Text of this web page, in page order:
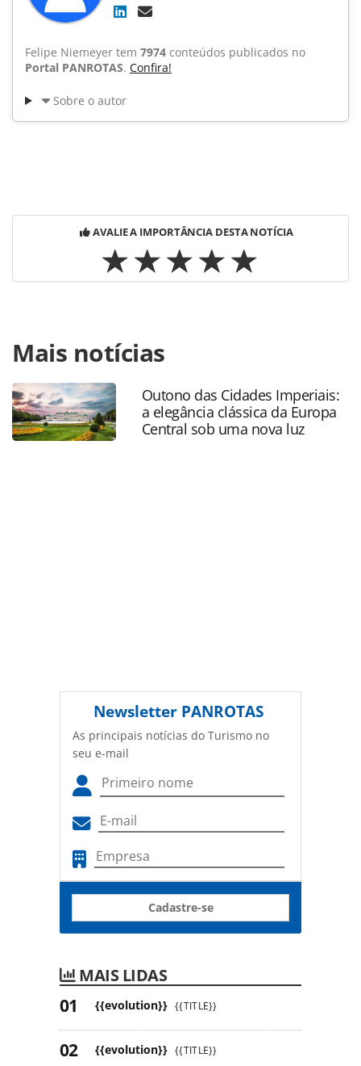
Felipe Niemeyer tem 7974 conteúdos publicados no
Portal PANROTAS. Confira!
Sobre o autor
AVALIE A IMPORTÂNCIA DESTA NOTÍCIA
https://www.panrotas.com.br/noticia-
turismo/servicos/2010/07/buzios-cria-selo-para-hotel-que-
capacitar-funcionarios_59585.html ou as ferramentas
oferecidas na página. Todo o conteúdo produzido pela
PANROTAS Editora é protegido pela legislação brasileira
sobre direito autoral. Não reproduza o conteúdo sem
Mais notícias
Outono das Cidades Imperiais:
a elegância clássica da Europa
Central sob uma nova luz
Newsletter PANROTAS
As principais notícias do Turismo no
seu e-mail
Cadastre-se
MAIS LIDAS
{{evolution}} {{TITLE}}
{{evolution}} {{TITLE}}